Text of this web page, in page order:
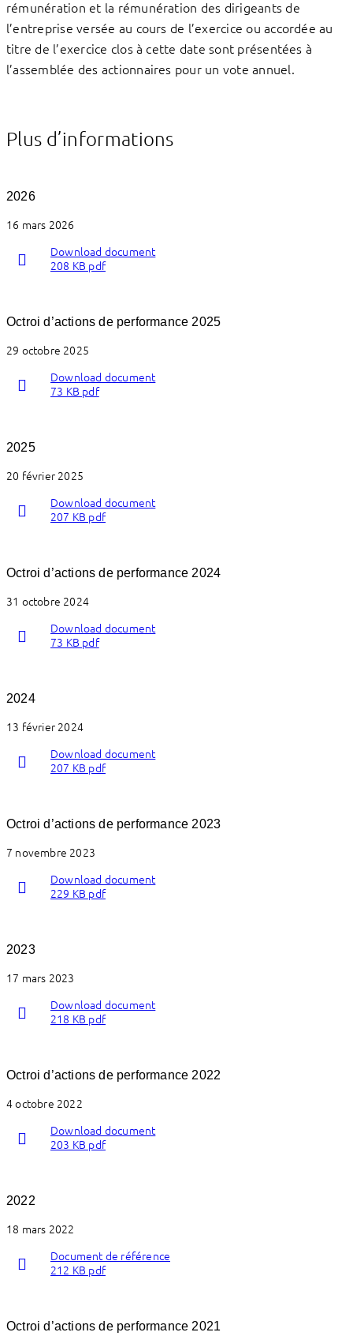
rémunération et la rémunération des dirigeants de
l’entreprise versée au cours de l’exercice ou accordée au
titre de l’exercice clos à cette date sont présentées à
l’assemblée des actionnaires pour un vote annuel.
Plus d’informations
2026
16 mars 2026
Download document
208 KB pdf
Octroi d’actions de performance 2025
29 octobre 2025
Download document
73 KB pdf
2025
20 février 2025
Download document
207 KB pdf
Octroi d’actions de performance 2024
31 octobre 2024
Download document
73 KB pdf
2024
13 février 2024
Download document
207 KB pdf
Octroi d’actions de performance 2023
7 novembre 2023
Download document
229 KB pdf
2023
17 mars 2023
Download document
218 KB pdf
Octroi d’actions de performance 2022
4 octobre 2022
Download document
203 KB pdf
2022
18 mars 2022
Document de référence
212 KB pdf
Octroi d’actions de performance 2021